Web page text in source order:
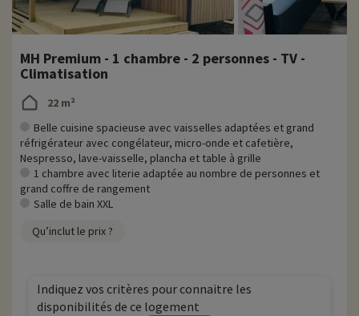
MH Premium - 1 chambre - 2 personnes - TV -
Climatisation
22 m²
Belle cuisine spacieuse avec vaisselles adaptées et grand
réfrigérateur avec congélateur, micro-onde et cafetière,
Nespresso, lave-vaisselle, plancha et table à grille
1 chambre avec literie adaptée au nombre de personnes et
grand coffre de rangement
Salle de bain XXL
Qu’inclut le prix ?
Indiquez vos critères pour connaitre les
disponibilités de ce logement